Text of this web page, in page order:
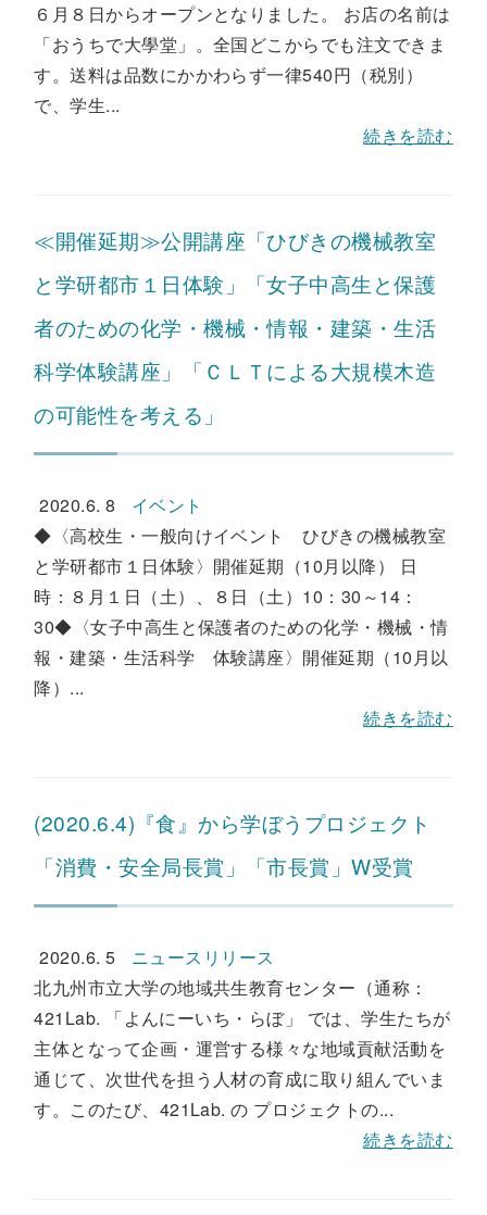
６月８日からオープンとなりました。 お店の名前は
「おうちで大學堂」。全国どこからでも注文できま
す。送料は品数にかかわらず一律540円（税別）
で、学生...
続きを読む
≪開催延期≫公開講座「ひびきの機械教室
と学研都市１日体験」「女子中高生と保護
者のための化学・機械・情報・建築・生活
科学体験講座」「ＣＬＴによる大規模木造
の可能性を考える」
2020.6. 8
イベント
◆〈高校生・一般向けイベント ひびきの機械教室
と学研都市１日体験〉開催延期（10月以降） 日
時：８月１日（土）、８日（土）10：30～14：
30◆〈女子中高生と保護者のための化学・機械・情
報・建築・生活科学 体験講座〉開催延期（10月以
降）...
続きを読む
(2020.6.4)『食』から学ぼうプロジェクト
「消費・安全局長賞」「市長賞」W受賞
2020.6. 5
ニュースリリース
北九州市立大学の地域共生教育センター（通称：
421Lab. 「よんにーいち・らぼ」 では、学生たちが
主体となって企画・運営する様々な地域貢献活動を
通じて、次世代を担う人材の育成に取り組んでいま
す。このたび、421Lab. の プロジェクトの...
続きを読む